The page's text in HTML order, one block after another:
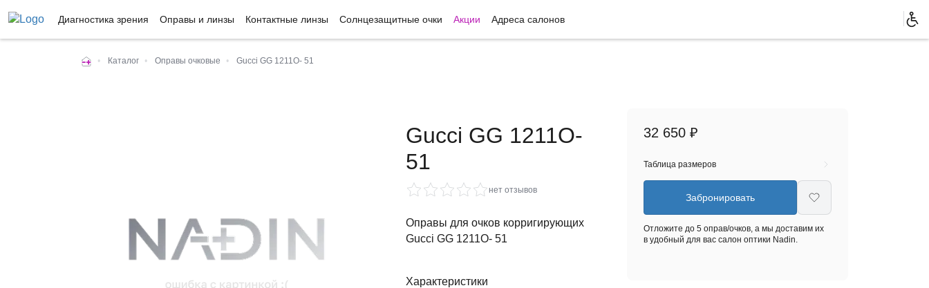
Диагностика зрения Оправы и линзы Контактные линзы Солнцезащитные очки Акции Адреса салонов
• Каталог • Оправы очковые • Gucci GG 1211O- 51
Gucci GG 1211O-
51
нет отзывов
Оправы для очков корригирующих
Gucci GG 1211O- 51
Характеристики
32 650 ₽
Таблица размеров
Забронировать
Отложите до 5 оправ/очков, а мы доставим их
в удобный для вас салон оптики Nadin.